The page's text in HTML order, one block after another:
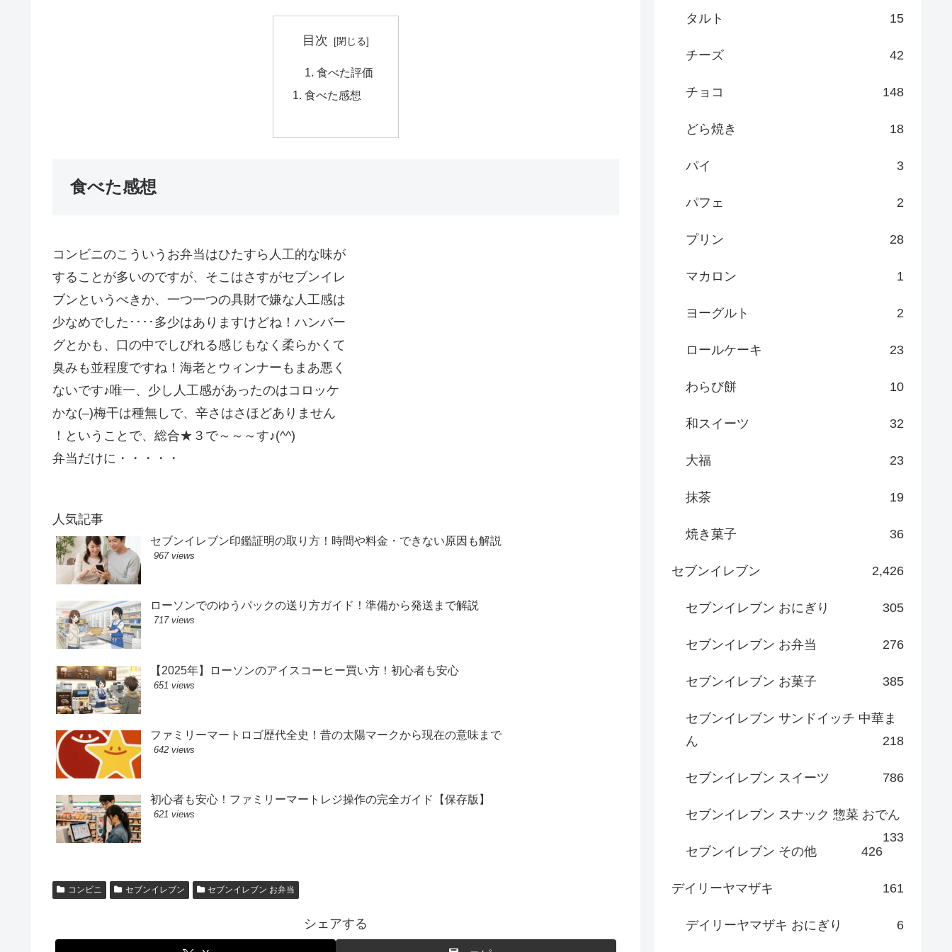
目次
食べた評価
食べた感想
食べた感想
コンビニのこういうお弁当はひたすら人工的な味が
することが多いのですが、そこはさすがセブンイレ
ブンというべきか、一つ一つの具財で嫌な人工感は
少なめでした････多少はありますけどね！ハンバー
グとかも、口の中でしびれる感じもなく柔らかくて
臭みも並程度ですね！海老とウィンナーもまあ悪く
ないです♪唯一、少し人工感があったのはコロッケ
かな(–)梅干は種無しで、辛さはさほどありません
！ということで、総合★３で～～～す♪(^^)
弁当だけに・・・・・
人気記事
セブンイレブン印鑑証明の取り方！時間や料金・できない原因も解説
967 views
ローソンでのゆうパックの送り方ガイド！準備から発送まで解説
717 views
【2025年】ローソンのアイスコーヒー買い方！初心者も安心
651 views
ファミリーマートロゴ歴代全史！昔の太陽マークから現在の意味まで
642 views
初心者も安心！ファミリーマートレジ操作の完全ガイド【保存版】
621 views
コンビニ セブンイレブン セブンイレブン お弁当
シェアする
タルト 15
チーズ 42
チョコ 148
どら焼き 18
パイ 3
パフェ 2
プリン 28
マカロン 1
ヨーグルト 2
ロールケーキ 23
わらび餅 10
和スイーツ 32
大福 23
抹茶 19
焼き菓子 36
セブンイレブン 2,426
セブンイレブン おにぎり 305
セブンイレブン お弁当 276
セブンイレブン お菓子 385
セブンイレブン サンドイッチ 中華ま
ん
218
セブンイレブン スイーツ 786
セブンイレブン スナック 惣菜 おでん
133
セブンイレブン その他
426
デイリーヤマザキ 161
デイリーヤマザキ おにぎり 6